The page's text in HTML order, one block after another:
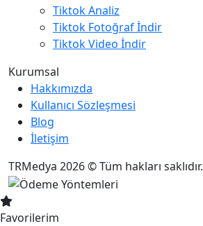
Tiktok Analiz
Tiktok Fotoğraf İndir
Tiktok Video İndir
Kurumsal
Hakkımızda
Kullanıcı Sözleşmesi
Blog
İletişim
TRMedya 2026 © Tüm hakları saklıdır.
Favorilerim